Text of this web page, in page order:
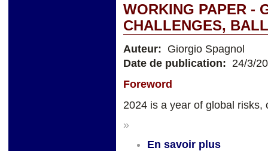
WORKING PAPER -
CHALLENGES,
Auteur: Giorgio Spagnol
Date de publication: 24/3/
Foreword
2024 is a year of global
»
En savoir plus